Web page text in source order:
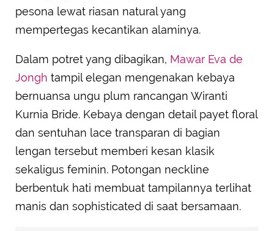
pesona lewat riasan natural yang
mempertegas kecantikan alaminya.
Dalam potret yang dibagikan, Mawar Eva de
Jongh tampil elegan mengenakan kebaya
bernuansa ungu plum rancangan Wiranti
Kurnia Bride. Kebaya dengan detail payet floral
dan sentuhan lace transparan di bagian
lengan tersebut memberi kesan klasik
sekaligus feminin. Potongan neckline
berbentuk hati membuat tampilannya terlihat
manis dan sophisticated di saat bersamaan.